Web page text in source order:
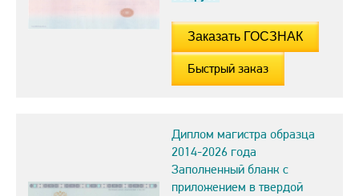
Быстрый заказ
Диплом магистра образца
2014-2026 года
Заполненный бланк с
приложением в твердой